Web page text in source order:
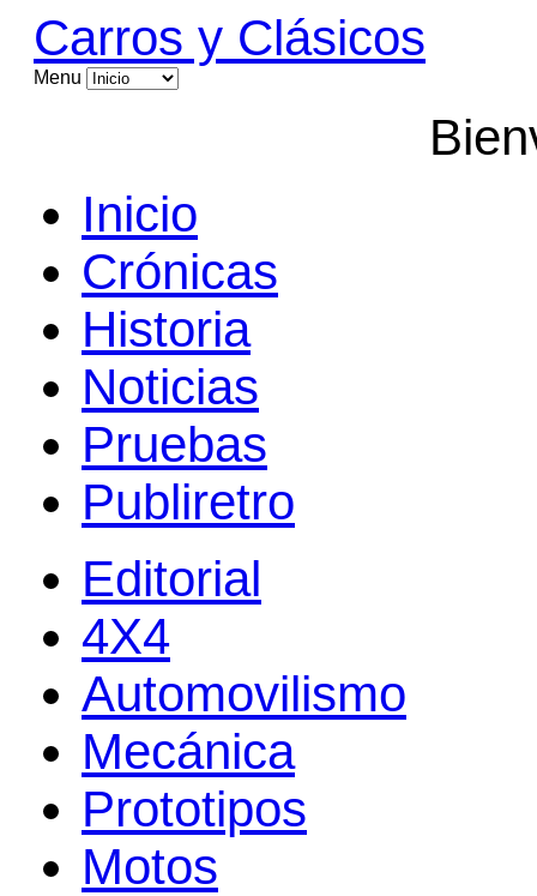
Carros y Clásicos
Menu
Inicio
Crónicas
Historia
Noticias
Pruebas
Publiretro
Editorial
4X4
Automovilismo
Mecánica
Prototipos
Motos